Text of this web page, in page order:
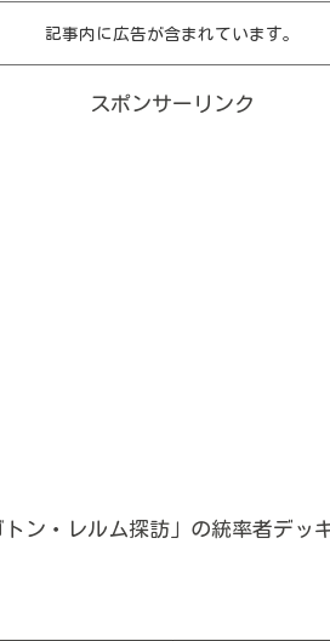
記事内に広告が含まれています。
スポンサーリンク
ン・レルム探訪」の統率者デッ